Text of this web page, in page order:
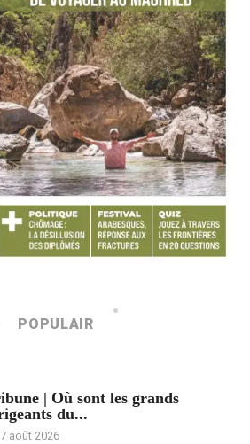
POPULAIR
| Où sont les grands
du...
7 août 2026